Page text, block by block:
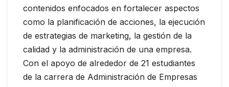
contenidos enfocados en fortalecer aspectos
como la planificación de acciones, la ejecución
de estrategias de marketing, la gestión de la
calidad y la administración de una empresa.
Con el apoyo de alrededor de 21 estudiantes
de la carrera de Administración de Empresas